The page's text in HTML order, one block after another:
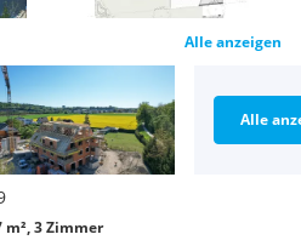
Alle anzeigen
m², 3 Zimmer
Alle